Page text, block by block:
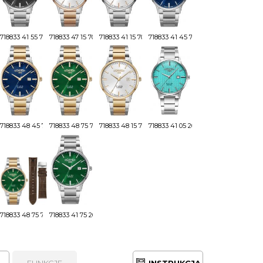
718833 41 55 70 718833 47 15 70 718833 41 15 70 718833 41 45 70
718833 48 45 70 718833 48 75 70 718833 48 15 70 718833 41 05 20
718833 48 75 70SET718833 41 75 20